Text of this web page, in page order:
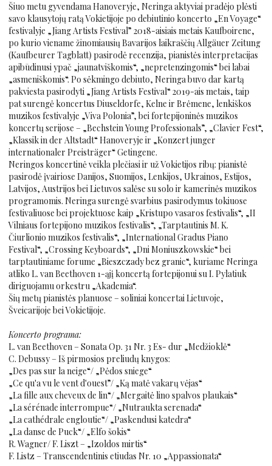
Šiuo metu gyvendama Hanoveryje, Neringa aktyviai pradėjo plėsti
savo klausytojų ratą Vokietijoje po debiutinio koncerto „En Voyage“
festivalyje „Jiang Artists Festival” 2018-aisiais metais Kaufboirene,
po kurio viename žinomiausių Bavarijos laikraščių Allgäuer Zeitung
(Kaufbeurer Tagblatt) pasirodė recenzija, pianistės interpretacijas
apibūdinusi ypač „jaunatviškomis“, „nepretenzingomis“ bei labai
„asmeniškomis“. Po sėkmingo debiuto, Neringa buvo dar kartą
pakviesta pasirodyti „Jiang Artists Festival“ 2019-ais metais, taip
pat surengė koncertus Diuseldorfe, Kelne ir Brėmene, lenkiškos
muzikos festivalyje „Viva Polonia”, bei fortepijoninės muzikos
koncertų serijose – „Bechstein Young Professionals”, „Clavier Fest“,
„Klassik in der Altstadt“ Hanoveryje ir „Konzert junger
internationaler Preisträger“ Getingene.
Neringos koncertinė veikla plečiasi ir už Vokietijos ribų: pianistė
pasirodė įvairiose Danijos, Suomijos, Lenkijos, Ukrainos, Estijos,
Latvijos, Austrijos bei Lietuvos salėse su solo ir kamerinės muzikos
programomis. Neringa surengė svarbius pasirodymus tokiuose
festivaliuose bei projektuose kaip „Kristupo vasaros festivalis“, „II
Vilniaus fortepijono muzikos festivalis“, „Tarptautinis M. K.
Čiurlionio muzikos festivalis“, „International Gradus Piano
Festival“, „Crossing Keyboards“, „Dni Moniuszkowskie“ bei
tarptautiniame forume „Bieszczady bez granic“, kuriame Neringa
atliko L. van Beethoven 1-ąjį koncertą fortepijonui su I. Pylatiuk
diriguojamu orkestru „Akademia“.
Šių metų pianistės planuose – soliniai koncertai Lietuvoje,
Šveicarijoje bei Vokietijoje.
Koncerto programa:
L. van Beethoven – Sonata Op. 31 Nr. 3 Es- dur „Medžioklė“
C. Debussy – Iš pirmosios preliudų knygos:
„Des pas sur la neige“/ „Pėdos sniege“
„Ce qu'a vu le vent d'ouest”/ „Ką matė vakarų vėjas“
„La fille aux cheveux de lin“/ „Mergaitė lino spalvos plaukais“
„La sérénade interrompue“/ „Nutraukta serenada“
„La cathédrale engloutie“/ „Paskendusi katedra“
„La danse de Puck“/ „Elfo šokis“
R. Wagner/ F. Liszt – „Izoldos mirtis“
F. Listz – Transcendentinis etiudas Nr. 10 „Appassionata“